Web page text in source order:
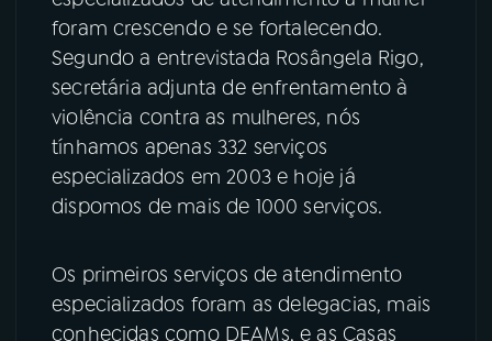
PODCASTS
06VIDEOCASTS
07
FESTIVAL DE MÚSICA
ACOMPANHE A RÁDIO NACIONAL
foram crescendo e se fortalecendo.
Segundo a entrevistada Rosângela Rigo,
secretária adjunta de enfrentamento à
violência contra as mulheres, nós
tínhamos apenas 332 serviços
especializados em 2003 e hoje já
dispomos de mais de 1000 serviços.
Os primeiros serviços de atendimento
especializados foram as delegacias, mais
conhecidas como DEAMs, e as Casas